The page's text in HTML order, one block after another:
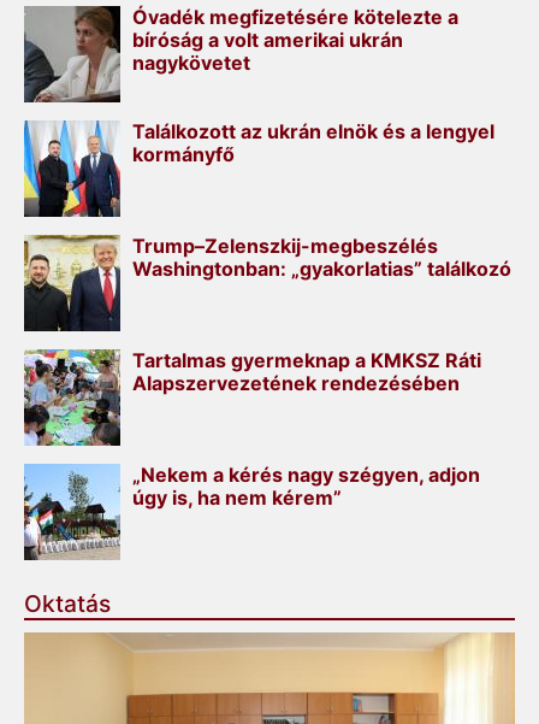
Óvadék megfizetésére kötelezte a
bíróság a volt amerikai ukrán
nagykövetet
Találkozott az ukrán elnök és a lengyel
kormányfő
Trump–Zelenszkij-megbeszélés
Washingtonban: „gyakorlatias” találkozó
Tartalmas gyermeknap a KMKSZ Ráti
Alapszervezetének rendezésében
„Nekem a kérés nagy szégyen, adjon
úgy is, ha nem kérem”
Oktatás